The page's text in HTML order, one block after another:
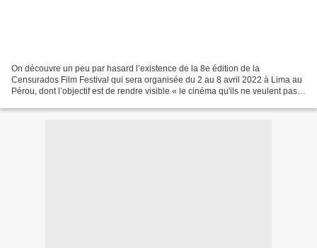
On découvre un peu par hasard l’existence de la 8e édition de la
Censurados Film Festival qui sera organisée du 2 au 8 avril 2022 à Lima au
Pérou, dont l’objectif est de rendre visible « le cinéma qu'ils ne veulent pas